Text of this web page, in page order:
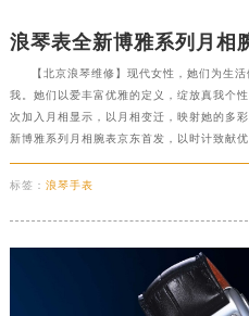
浪琴表全新博雅系列月相
【北京浪琴维修】现代女性，她们为生
我。她们以爱丰富优雅的定义，绽放真我个
次加入月相显示，以月相变迁，映射她的多
新博雅系列月相腕表京东首发，以时计致献
标签： 浪琴手表